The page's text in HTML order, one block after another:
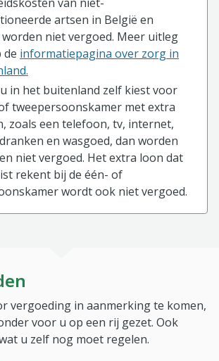
artsen in België en
niet vergoed. Meer uitleg
de informatiepagina over zorg in
in het buitenland zelf kiest voor
tweepersoonskamer met extra
zoals een telefoon, tv, internet,
en wasgoed, dan worden
niet vergoed. Het extra loon dat
rekent bij de één- of
wordt ook niet vergoed.
vergoeding in aanmerking te komen,
voor u op een rij gezet. Ook
u zelf nog moet regelen.